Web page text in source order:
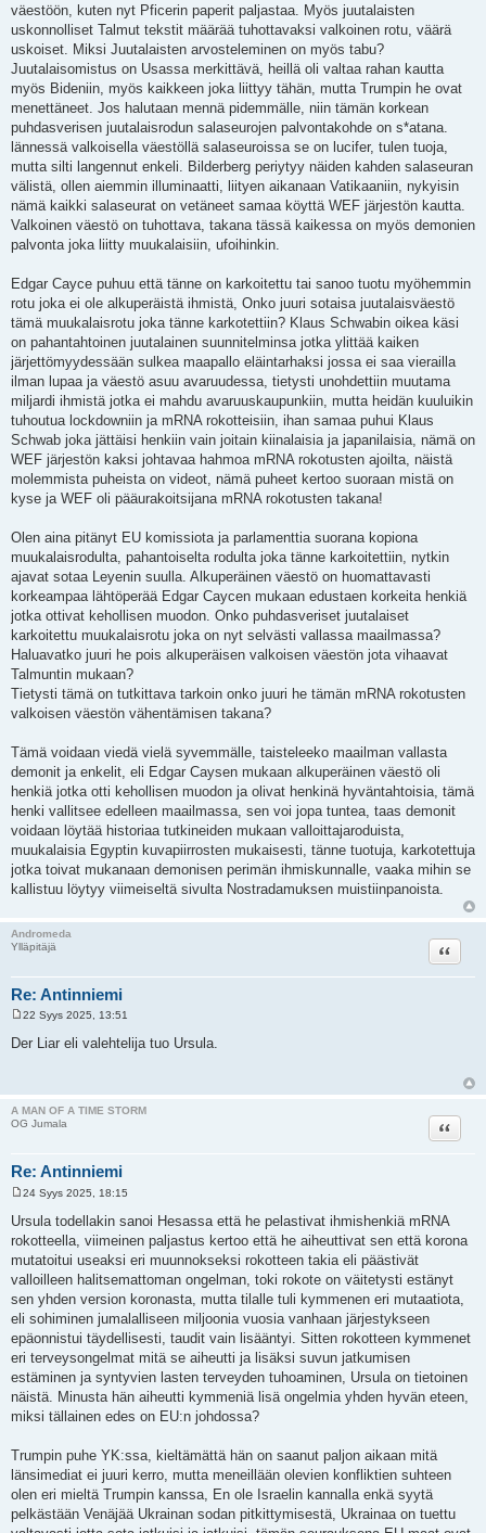
väestöön, kuten nyt Pficerin paperit paljastaa. Myös juutalaisten
uskonnolliset Talmut tekstit määrää tuhottavaksi valkoinen rotu, väärä
uskoiset. Miksi Juutalaisten arvosteleminen on myös tabu?
Juutalaisomistus on Usassa merkittävä, heillä oli valtaa rahan kautta
myös Bideniin, myös kaikkeen joka liittyy tähän, mutta Trumpin he ovat
menettäneet. Jos halutaan mennä pidemmälle, niin tämän korkean
puhdasverisen juutalaisrodun salaseurojen palvontakohde on s*atana.
lännessä valkoisella väestöllä salaseuroissa se on lucifer, tulen tuoja,
mutta silti langennut enkeli. Bilderberg periytyy näiden kahden salaseuran
välistä, ollen aiemmin illuminaatti, liityen aikanaan Vatikaaniin, nykyisin
nämä kaikki salaseurat on vetäneet samaa köyttä WEF järjestön kautta.
Valkoinen väestö on tuhottava, takana tässä kaikessa on myös demonien
palvonta joka liitty muukalaisiin, ufoihinkin.
Edgar Cayce puhuu että tänne on karkoitettu tai sanoo tuotu myöhemmin
rotu joka ei ole alkuperäistä ihmistä, Onko juuri sotaisa juutalaisväestö
tämä muukalaisrotu joka tänne karkotettiin? Klaus Schwabin oikea käsi
on pahantahtoinen juutalainen suunnitelminsa jotka ylittää kaiken
järjettömyydessään sulkea maapallo eläintarhaksi jossa ei saa vierailla
ilman lupaa ja väestö asuu avaruudessa, tietysti unohdettiin muutama
miljardi ihmistä jotka ei mahdu avaruuskaupunkiin, mutta heidän kuuluikin
tuhoutua lockdowniin ja mRNA rokotteisiin, ihan samaa puhui Klaus
Schwab joka jättäisi henkiin vain joitain kiinalaisia ja japanilaisia, nämä on
WEF järjestön kaksi johtavaa hahmoa mRNA rokotusten ajoilta, näistä
molemmista puheista on videot, nämä puheet kertoo suoraan mistä on
kyse ja WEF oli pääurakoitsijana mRNA rokotusten takana!
Olen aina pitänyt EU komissiota ja parlamenttia suorana kopiona
muukalaisrodulta, pahantoiselta rodulta joka tänne karkoitettiin, nytkin
ajavat sotaa Leyenin suulla. Alkuperäinen väestö on huomattavasti
korkeampaa lähtöperää Edgar Caycen mukaan edustaen korkeita henkiä
jotka ottivat kehollisen muodon. Onko puhdasveriset juutalaiset
karkoitettu muukalaisrotu joka on nyt selvästi vallassa maailmassa?
Haluavatko juuri he pois alkuperäisen valkoisen väestön jota vihaavat
Talmuntin mukaan?
Tietysti tämä on tutkittava tarkoin onko juuri he tämän mRNA rokotusten
valkoisen väestön vähentämisen takana?
Tämä voidaan viedä vielä syvemmälle, taisteleeko maailman vallasta
demonit ja enkelit, eli Edgar Caysen mukaan alkuperäinen väestö oli
henkiä jotka otti kehollisen muodon ja olivat henkinä hyväntahtoisia, tämä
henki vallitsee edelleen maailmassa, sen voi jopa tuntea, taas demonit
voidaan löytää historiaa tutkineiden mukaan valloittajaroduista,
muukalaisia Egyptin kuvapiirrosten mukaisesti, tänne tuotuja, karkotettuja
jotka toivat mukanaan demonisen perimän ihmiskunnalle, vaaka mihin se
kallistuu löytyy viimeiseltä sivulta Nostradamuksen muistiinpanoista.
Andromeda
Ylläpitäjä
Re: Antinniemi
Lainaa
e
22 Syys 2025, 13:51
Der Liar eli valehtelija tuo Ursula.
A MAN OF A TIME STORM
OG Jumala
Re: Antinniemi
Lainaa
e
s
i
24 Syys 2025, 18:15
Ursula todellakin sanoi Hesassa että he pelastivat ihmishenkiä mRNA
rokotteella, viimeinen paljastus kertoo että he aiheuttivat sen että korona
mutatoitui useaksi eri muunnokseksi rokotteen takia eli päästivät
valloilleen halitsemattoman ongelman, toki rokote on väitetysti estänyt
sen yhden version koronasta, mutta tilalle tuli kymmenen eri mutaatiota,
eli sohiminen jumalalliseen miljoonia vuosia vanhaan järjestykseen
epäonnistui täydellisesti, taudit vain lisääntyi. Sitten rokotteen kymmenet
eri terveysongelmat mitä se aiheutti ja lisäksi suvun jatkumisen
estäminen ja syntyvien lasten terveyden tuhoaminen, Ursula on tietoinen
näistä. Minusta hän aiheutti kymmeniä lisä ongelmia yhden hyvän eteen,
miksi tällainen edes on EU:n johdossa?
Trumpin puhe YK:ssa, kieltämättä hän on saanut paljon aikaan mitä
länsimediat ei juuri kerro, mutta meneillään olevien konfliktien suhteen
olen eri mieltä Trumpin kanssa, En ole Israelin kannalla enkä syytä
pelkästään Venäjää Ukrainan sodan pitkittymisestä, Ukrainaa on tuettu